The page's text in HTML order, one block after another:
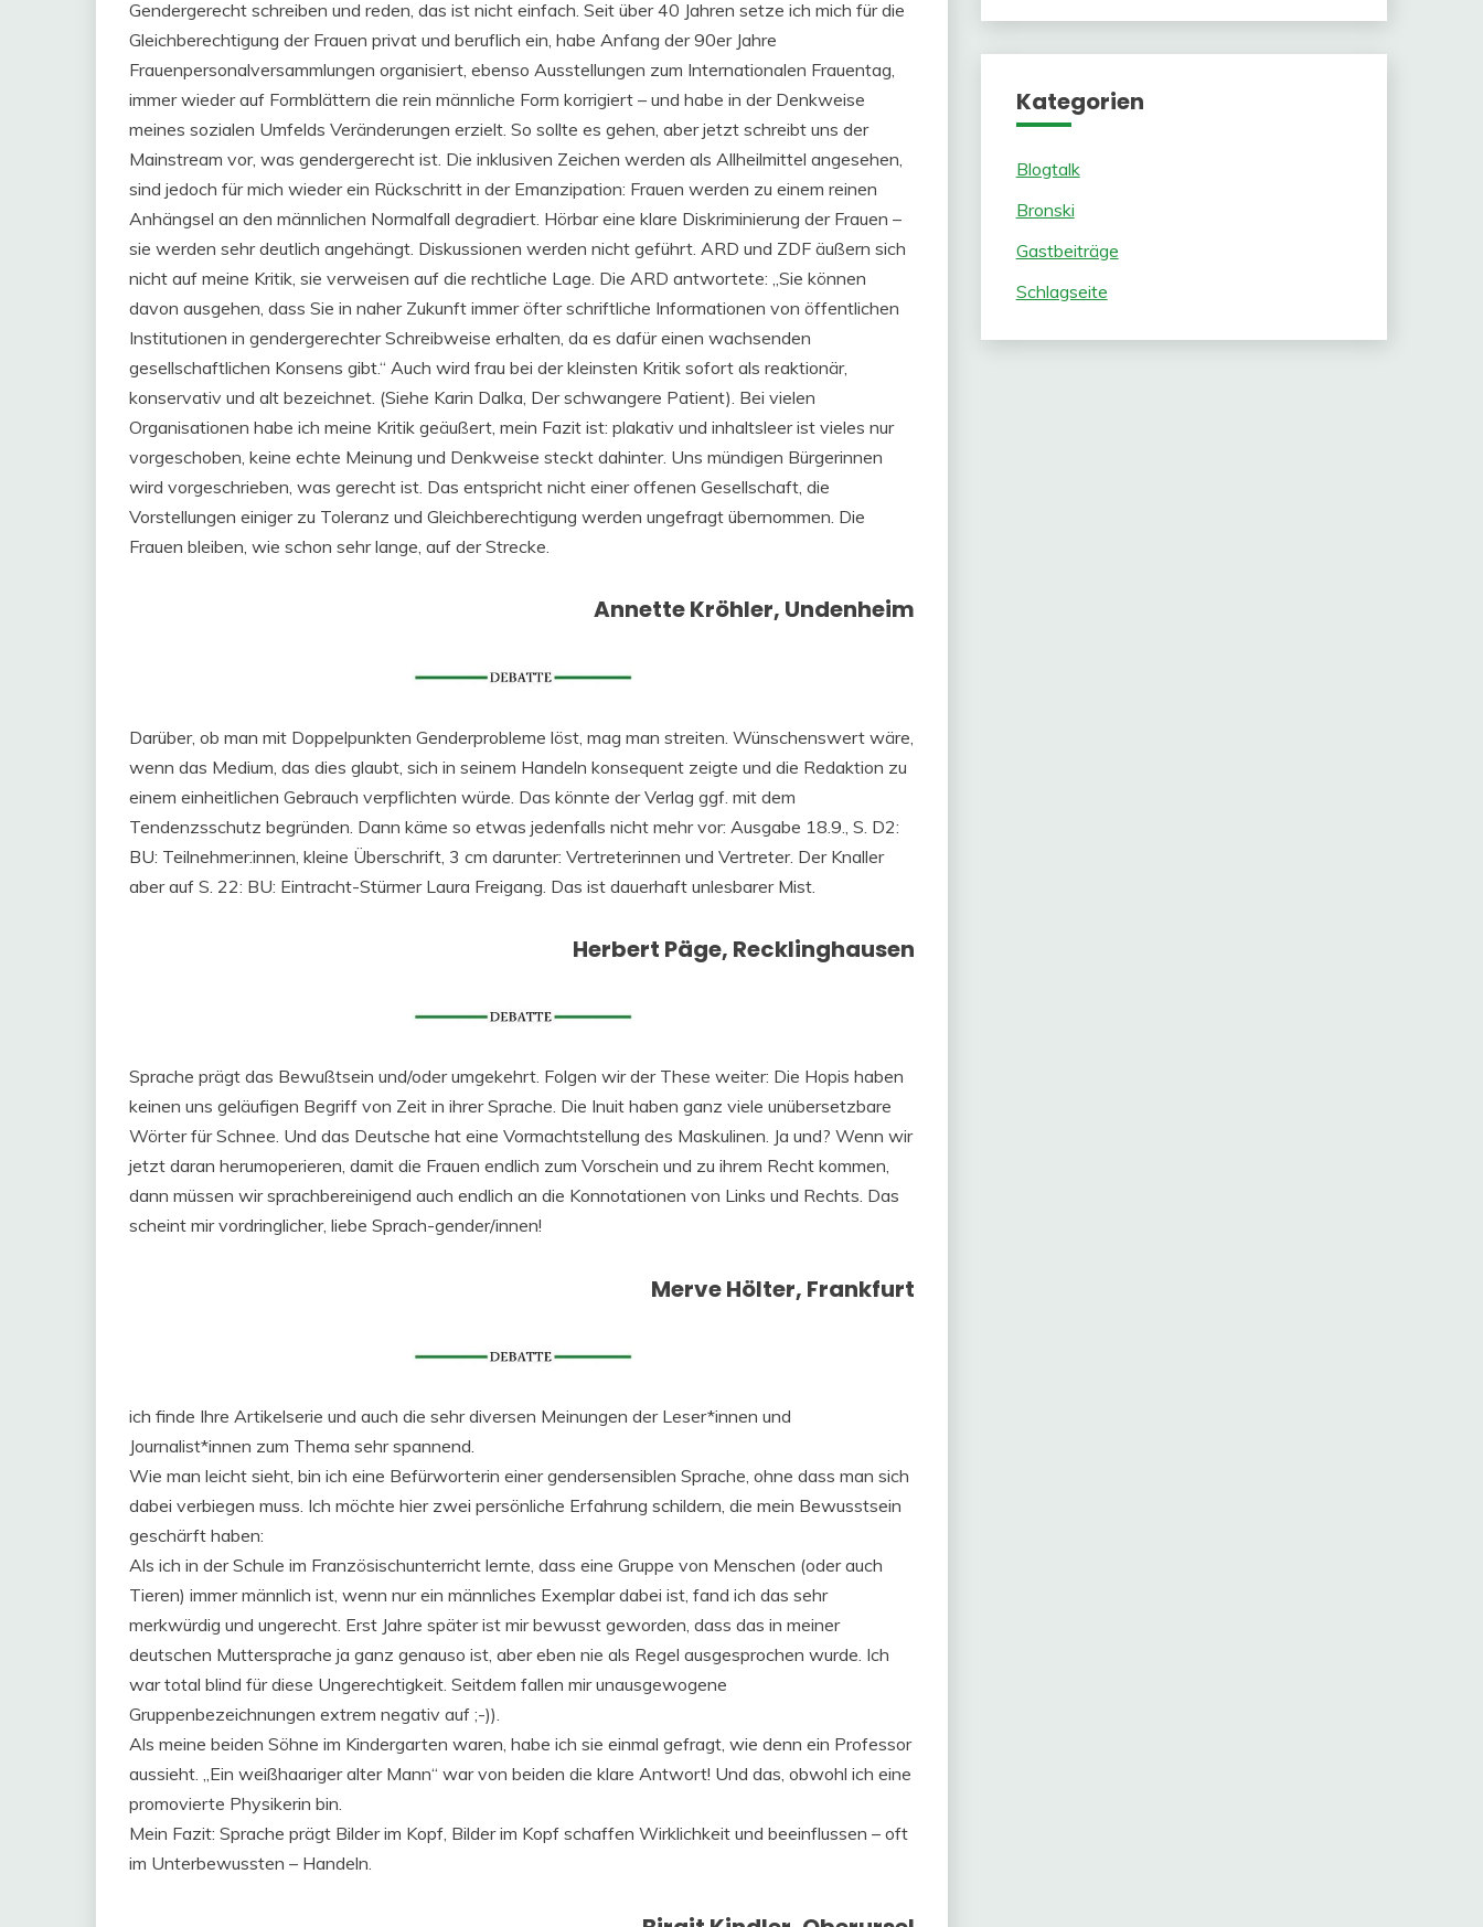
Gendergerecht schreiben und reden, das ist nicht einfach. Seit über 40 Jahren setze ich mich für die
Gleichberechtigung der Frauen privat und beruflich ein, habe Anfang der 90er Jahre
Frauenpersonalversammlungen organisiert, ebenso Ausstellungen zum Internationalen Frauentag,
immer wieder auf Formblättern die rein männliche Form korrigiert – und habe in der Denkweise
meines sozialen Umfelds Veränderungen erzielt. So sollte es gehen, aber jetzt schreibt uns der
Mainstream vor, was gendergerecht ist. Die inklusiven Zeichen werden als Allheilmittel angesehen,
sind jedoch für mich wieder ein Rückschritt in der Emanzipation: Frauen werden zu einem reinen
Anhängsel an den männlichen Normalfall degradiert. Hörbar eine klare Diskriminierung der Frauen –
sie werden sehr deutlich angehängt. Diskussionen werden nicht geführt. ARD und ZDF äußern sich
nicht auf meine Kritik, sie verweisen auf die rechtliche Lage. Die ARD antwortete: „Sie können
davon ausgehen, dass Sie in naher Zukunft immer öfter schriftliche Informationen von öffentlichen
Institutionen in gendergerechter Schreibweise erhalten, da es dafür einen wachsenden
gesellschaftlichen Konsens gibt.“ Auch wird frau bei der kleinsten Kritik sofort als reaktionär,
konservativ und alt bezeichnet. (Siehe Karin Dalka, Der schwangere Patient). Bei vielen
Organisationen habe ich meine Kritik geäußert, mein Fazit ist: plakativ und inhaltsleer ist vieles nur
vorgeschoben, keine echte Meinung und Denkweise steckt dahinter. Uns mündigen Bürgerinnen
wird vorgeschrieben, was gerecht ist. Das entspricht nicht einer offenen Gesellschaft, die
Vorstellungen einiger zu Toleranz und Gleichberechtigung werden ungefragt übernommen. Die
Frauen bleiben, wie schon sehr lange, auf der Strecke.
Annette Kröhler, Undenheim
Darüber, ob man mit Doppelpunkten Genderprobleme löst, mag man streiten. Wünschenswert wäre,
wenn das Medium, das dies glaubt, sich in seinem Handeln konsequent zeigte und die Redaktion zu
einem einheitlichen Gebrauch verpflichten würde. Das könnte der Verlag ggf. mit dem
Tendenzsschutz begründen. Dann käme so etwas jedenfalls nicht mehr vor: Ausgabe 18.9., S. D2:
BU: Teilnehmer:innen, kleine Überschrift, 3 cm darunter: Vertreterinnen und Vertreter. Der Knaller
aber auf S. 22: BU: Eintracht-Stürmer Laura Freigang. Das ist dauerhaft unlesbarer Mist.
Herbert Päge, Recklinghausen
Sprache prägt das Bewußtsein und/oder umgekehrt. Folgen wir der These weiter: Die Hopis haben
keinen uns geläufigen Begriff von Zeit in ihrer Sprache. Die Inuit haben ganz viele unübersetzbare
Wörter für Schnee. Und das Deutsche hat eine Vormachtstellung des Maskulinen. Ja und? Wenn wir
jetzt daran herumoperieren, damit die Frauen endlich zum Vorschein und zu ihrem Recht kommen,
dann müssen wir sprachbereinigend auch endlich an die Konnotationen von Links und Rechts. Das
scheint mir vordringlicher, liebe Sprach-gender/innen!
Merve Hölter, Frankfurt
ich finde Ihre Artikelserie und auch die sehr diversen Meinungen der Leser*innen und
Journalist*innen zum Thema sehr spannend.
Wie man leicht sieht, bin ich eine Befürworterin einer gendersensiblen Sprache, ohne dass man sich
dabei verbiegen muss. Ich möchte hier zwei persönliche Erfahrung schildern, die mein Bewusstsein
geschärft haben:
Als ich in der Schule im Französischunterricht lernte, dass eine Gruppe von Menschen (oder auch
Tieren) immer männlich ist, wenn nur ein männliches Exemplar dabei ist, fand ich das sehr
merkwürdig und ungerecht. Erst Jahre später ist mir bewusst geworden, dass das in meiner
deutschen Muttersprache ja ganz genauso ist, aber eben nie als Regel ausgesprochen wurde. Ich
war total blind für diese Ungerechtigkeit. Seitdem fallen mir unausgewogene
Gruppenbezeichnungen extrem negativ auf ;-)).
Als meine beiden Söhne im Kindergarten waren, habe ich sie einmal gefragt, wie denn ein Professor
aussieht. „Ein weißhaariger alter Mann“ war von beiden die klare Antwort! Und das, obwohl ich eine
promovierte Physikerin bin.
Mein Fazit: Sprache prägt Bilder im Kopf, Bilder im Kopf schaffen Wirklichkeit und beeinflussen – oft
im Unterbewussten – Handeln.
Kategorien
Blogtalk
Bronski
Gastbeiträge
Schlagseite